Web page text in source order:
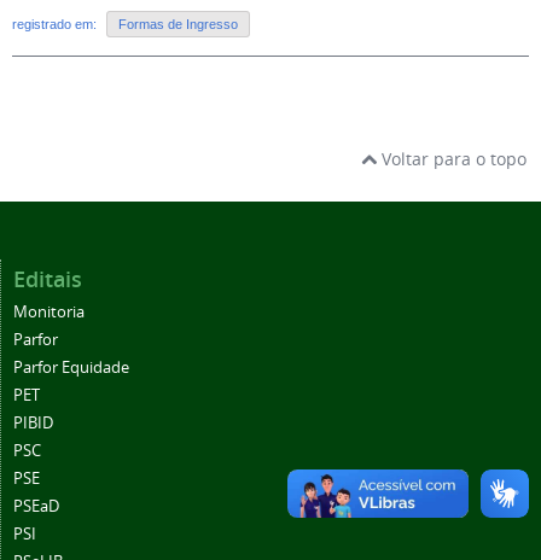
registrado em: Formas de Ingresso
Voltar para o topo
Editais
Monitoria
Parfor
Parfor Equidade
PET
PIBID
PSC
PSE
PSEaD
PSI